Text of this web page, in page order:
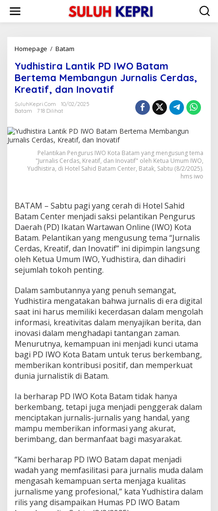
w
Homepage / Batam
d
h
i
s
t
a
L
a
n
t
i
I
W
O
B
a
t
a
m
B
r
t
e
m
M
e
m
b
a
n
u
n
J
u
r
n
l
i
s
C
e
r
Yudhistira Lantik PD IWO Batam
Bertema Membangun Jurnalis Cerdas,
Kreatif, dan Inovatif
SuluhKepri.com
10/02/2025
Batam
718 Dilihat
Pelantikan Pengurus IWO Kota Batam yang mengusung tema
"Jurnalis Cerdas, Kreatif, dan Inovatif" oleh Ketua Umum IWO,
Yudhistira, di Hotel Sahid Batam Center, Batak, Sabtu (8/2/2025).
hms iwo
BATAM – Sabtu pagi yang cerah di Hotel Sahid
Batam Center menjadi saksi pelantikan Pengurus
Daerah (PD) Ikatan Wartawan Online (IWO) Kota
Batam. Pelantikan yang mengusung tema “Jurnalis
Cerdas, Kreatif, dan Inovatif” ini dipimpin langsung
oleh Ketua Umum IWO, Yudhistira, dan dihadiri
sejumlah tokoh penting.
Dalam sambutannya yang penuh semangat,
Yudhistira mengatakan bahwa jurnalis di era digital
saat ini harus memiliki kecerdasan dalam mengolah
informasi, kreativitas dalam menyajikan berita, dan
inovasi dalam menghadapi tantangan zaman.
Menurutnya, kemampuan ini menjadi kunci utama
bagi PD IWO Kota Batam untuk terus berkembang,
memberikan kontribusi positif, dan memperkuat
dunia jurnalistik di Batam.
Ia berharap PD IWO Kota Batam tidak hanya
berkembang, tetapi juga menjadi penggerak dalam
menciptakan jurnalis-jurnalis yang handal, yang
mampu memberikan informasi yang akurat,
berimbang, dan bermanfaat bagi masyarakat.
“Kami berharap PD IWO Batam dapat menjadi
wadah yang memfasilitasi para jurnalis muda dalam
mengasah kemampuan serta menjaga kualitas
jurnalisme yang profesional,” kata Yudhistira dalam
rilis yang disampaikan Humas PD IWO Batam